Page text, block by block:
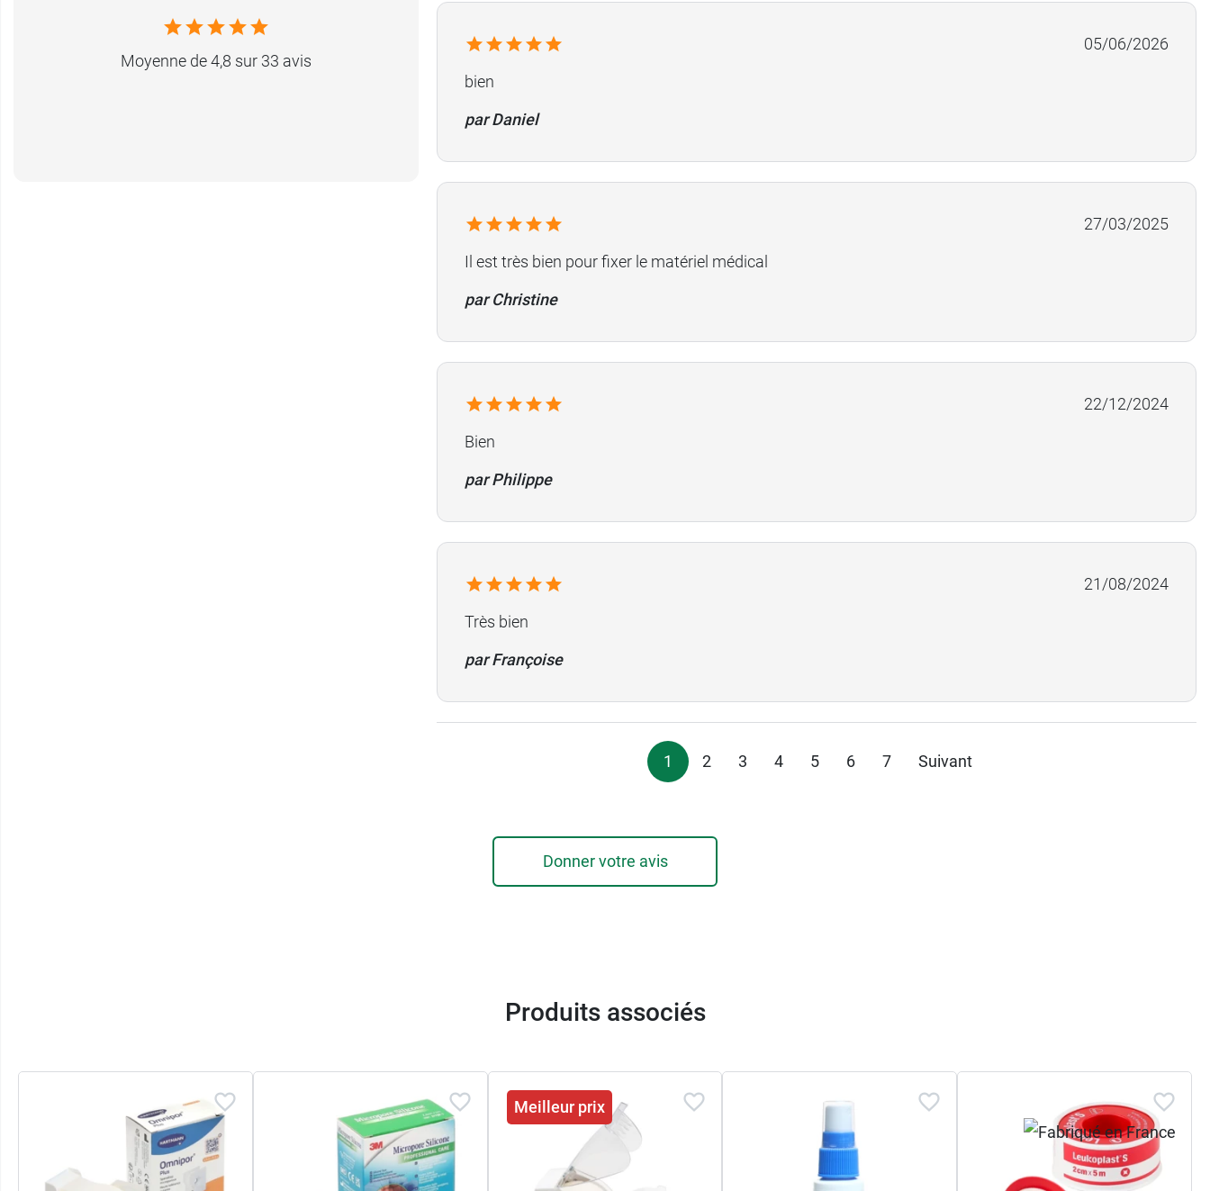
Moyenne de 4,8 sur 33 avis
05/06/2026
bien
par Daniel
27/03/2025
Il est très bien pour fixer le matériel médical
par Christine
22/12/2024
Bien
par Philippe
21/08/2024
Très bien
par Françoise
1 2 3 4 5 6 7 Suivant
Donner votre avis
Produits associés
Meilleur prix